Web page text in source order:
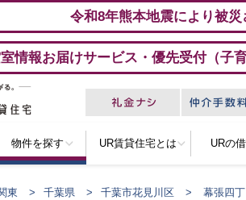
令和8年熊本地震により被
情報お届けサービス・優先受付（子
物件を探す UR賃貸住宅とは URの
東 千葉県 千葉市花見川区 幕張四